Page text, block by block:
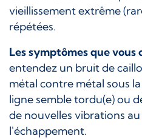
vieillissement extrême
répétées.
Les symptômes que vous
entendez un bruit de
métal contre métal sous
ligne semble tordu(e) ou
de nouvelles vibrations
l'échappement.